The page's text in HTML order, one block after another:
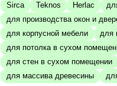
Sirca Teknos Herlac
для производства окон и
для корпусной мебели
для
для потолка в сухом
для стен в сухом помещении
для массива древесины